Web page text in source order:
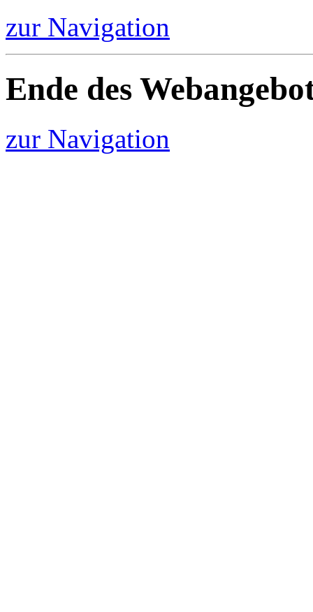
zur Navigation
Ende des
zur Navigation